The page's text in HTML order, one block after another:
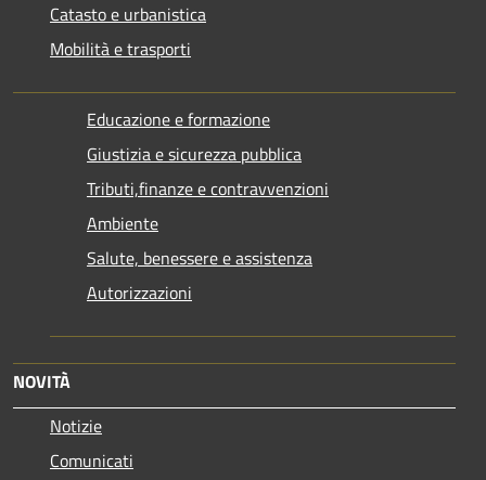
Catasto e urbanistica
Mobilità e trasporti
Educazione e formazione
Giustizia e sicurezza pubblica
Tributi,finanze e contravvenzioni
Ambiente
Salute, benessere e assistenza
Autorizzazioni
NOVITÀ
Notizie
Comunicati